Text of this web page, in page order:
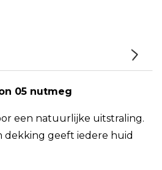
05 nutmeg
een natuurlijke uitstraling.
dekking geeft iedere huid